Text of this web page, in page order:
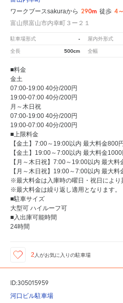
ワークブースsakuraから 290m 徒歩 4
富山県富山市内幸町３ー２１
駐車場形式 - 屋内外形式
全長 500cm 全幅
■料金
金土
07:00-19:00 40分/200円
19:00-07:00 40分/200円
月～木日祝
07:00-19:00 40分/200円
19:00-07:00 40分/200円
■上限料金
【金土】7:00～19:00以内 最大料金800円
【金土】19:00～7:00以内 最大料金1000
【月～木日祝】7:00～19:00以内 最大料
【月～木日祝】19:00～7:00以内 最大料
※最大料金は入庫時の曜日・祝日により
※最大料金は繰り返し適用となります。
■駐車サイズ
大型可 ハイルーフ可
■入出庫可能時間
24時間
2 人がお気に入りの駐車場
ID:305015959
河口ビル駐車場